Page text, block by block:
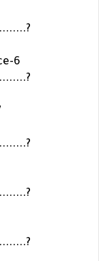
6-David likes cats
dog